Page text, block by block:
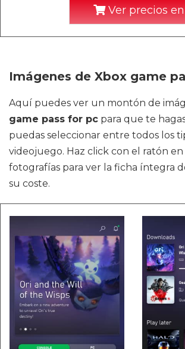
Ver precios
Imágenes de Xbox game
Aquí puedes ver un montón de
game pass for pc para que te
puedas seleccionar entre todos los
videojuego. Haz click con el ratón
fotografías para ver la ficha íntegra
su coste.